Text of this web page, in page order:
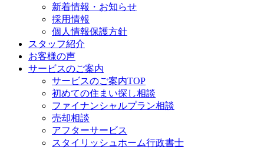
新着情報・お知らせ
採用情報
個人情報保護方針
スタッフ紹介
お客様の声
サービスのご案内
サービスのご案内TOP
初めての住まい探し相談
ファイナンシャルプラン相談
売却相談
アフターサービス
スタイリッシュホーム行政書士